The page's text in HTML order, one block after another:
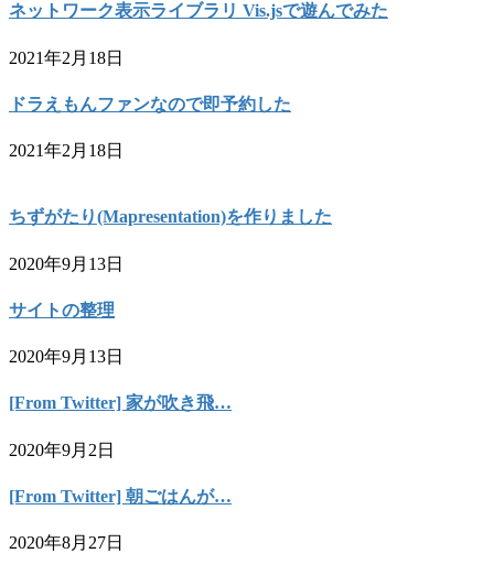
ネットワーク表示ライブラリ Vis.jsで遊んでみた
2021年2月18日
ドラえもんファンなので即予約した
2021年2月18日
ちずがたり(Mapresentation)を作りました
2020年9月13日
サイトの整理
2020年9月13日
[From Twitter] 家が吹き飛…
2020年9月2日
[From Twitter] 朝ごはんが…
2020年8月27日